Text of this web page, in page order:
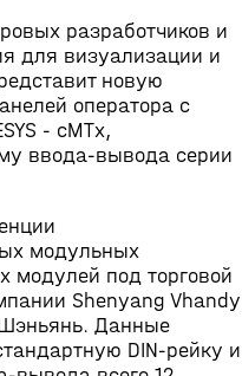
разработчиков и
для визуализации и
новую
оператора с
- cMTх,
ввода-вывода серии
модульных
модулей под торговой
Shenyang Vhandy
Данные
DIN-рейку и